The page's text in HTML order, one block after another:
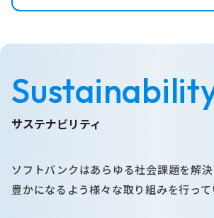
サステナビリティ
ソフトバンクはあらゆる社会課題を解
豊かになるよう様々な取り組みを行って